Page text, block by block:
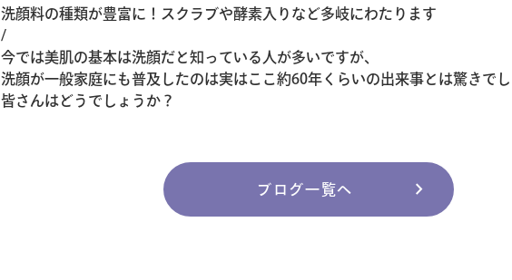
洗顔料の種類が豊富に！スクラブや酵素入りなど多岐にわたります
/
今では美肌の基本は洗顔だと知っている人が多いですが、
洗顔が一般家庭にも普及したのは実はここ約60年くらいの出来事とは驚きで
皆さんはどうでしょうか？
ブログ一覧へ chevron_right